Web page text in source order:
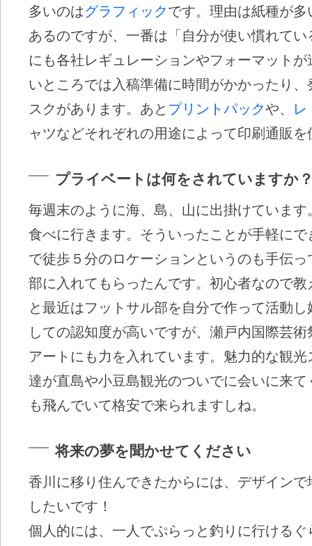
多いのはグラフィックです。理由は紙種が
あるのですが、一番は「自分が使い慣れて
にも各社レギュレーションやフォーマット
いところでは入稿準備に時間がかかったり
スクがあります。あと プリントパックや、
レ
ャツなどそれぞれの用途によって印刷通販
プライベートは何をされていますか
毎週末のように海、島、山に出掛けていま
食べに行きます。そういったことが手軽に
で徒歩５分のロケーションというのも手伝
部に入れてもらったんです。初心者なので
と最近はフットサル部を自分で作って活動
しての認知度が高いですが、瀬戸内国際芸
アートにも力を入れています。魅力的な観
達が直島や小豆島観光のついでに会いに来
も飛んでいて格安で来られますしね。
将来の夢を聞かせてください
香川に移り住んできたからには、デザイン
したいです！
個人的には、一人でぷらっと釣りに行ける